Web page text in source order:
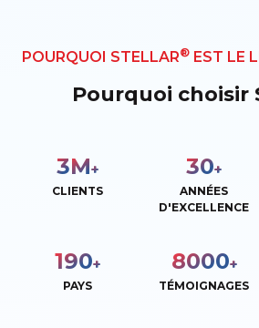
POURQUOI STELLAR®EST LE
Pourquoi choisir
3M+
CLIENTS
30+
ANNÉES
D'EXCELLENCE
190+
PAYS
8000+
TÉMOIGNAGES